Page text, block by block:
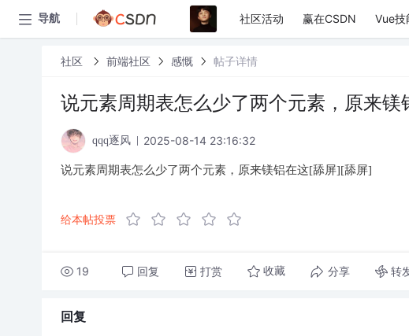
导航 社区活动 赢在CSDN Vue技
社区 前端社区 感慨 帖子详情
说元素周期表怎么少了两个元素，原来
qqq逐风 2025-08-14 23:16:32
说元素周期表怎么少了两个元素，原来镁铝在这[舔屏][舔屏]
给本帖投票
19 回复 打赏 收藏 分享 转
回复